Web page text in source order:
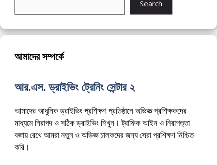
Search
আমাদের সম্পর্কে
আর.এস. ড্রাইভিং ট্রেনিং সেন্টার ২
আমাদের আধুনিক ড্রাইভিং প্রশিক্ষণ প্রতিষ্ঠানে অভিজ্ঞ প্রশিক্ষকদের
মাধ্যমে নিরাপদ ও সঠিক ড্রাইভিং শিখুন। ট্রাফিক আইন ও নিরাপত্তা
বজায় রেখে আমরা নতুন ও অভিজ্ঞ চালকদের জন্য সেরা প্রশিক্ষণ নিশ্চিত
করি।